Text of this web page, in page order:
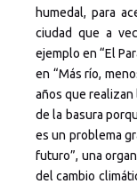
humedal, para
ciudad que a
ejemplo en “El
en “Más río,
años que
de la basura
es un problema
futuro”, una
del cambio